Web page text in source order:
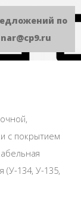
с покрытием
(У-134, У-135,
по